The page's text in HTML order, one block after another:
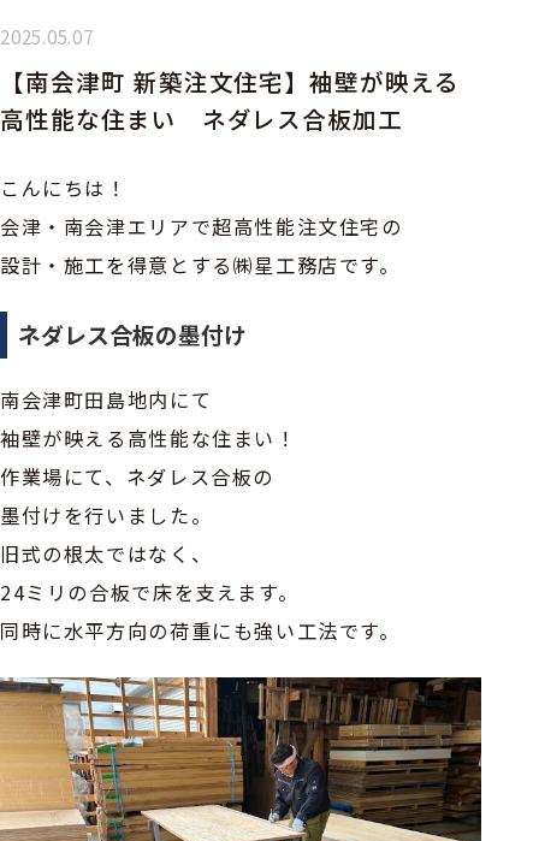
2025.05.07
【南会津町 新築注文住宅】袖壁が映える
高性能な住まい ネダレス合板加工
こんにちは！
会津・南会津エリアで超高性能注文住宅の
設計・施工を得意とする㈱星工務店です。
ネダレス合板の墨付け
南会津町田島地内にて
袖壁が映える高性能な住まい！
作業場にて、ネダレス合板の
墨付けを行いました。
旧式の根太ではなく、
24ミリの合板で床を支えます。
同時に水平方向の荷重にも強い工法です。